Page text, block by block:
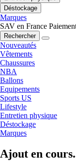
Déstockage
Marques
SAV en France
Rechercher
Nouveautés
Vêtements
Chaussures
NBA
Ballons
Equipements
Sports US
Lifestyle
Entretien physique
Déstockage
Marques
Ajout en